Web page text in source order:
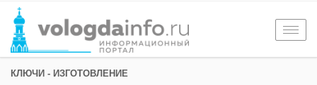
КЛЮЧИ - ИЗГОТОВЛЕНИЕ